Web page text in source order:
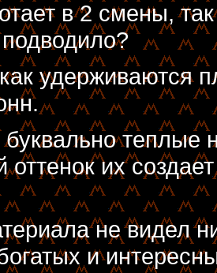
в 2 смены,
удерживаются
буквально
оттенок их
не видел
и